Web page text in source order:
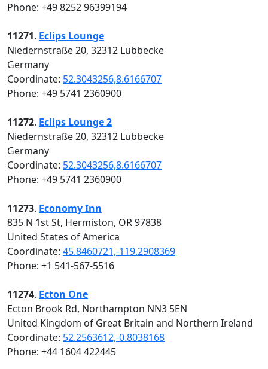
Phone: +49 8252 96399194
11271. Eclips Lounge
Niedernstraße 20, 32312 Lübbecke
Germany
Coordinate: 52.3043256,8.6166707
Phone: +49 5741 2360900
11272. Eclips Lounge 2
Niedernstraße 20, 32312 Lübbecke
Germany
Coordinate: 52.3043256,8.6166707
Phone: +49 5741 2360900
11273. Economy Inn
835 N 1st St, Hermiston, OR 97838
United States of America
Coordinate: 45.8460721,-119.2908369
Phone: +1 541-567-5516
11274. Ecton One
Ecton Brook Rd, Northampton NN3 5EN
United Kingdom of Great Britain and Northern Ireland
Coordinate: 52.2563612,-0.8038168
Phone: +44 1604 422445